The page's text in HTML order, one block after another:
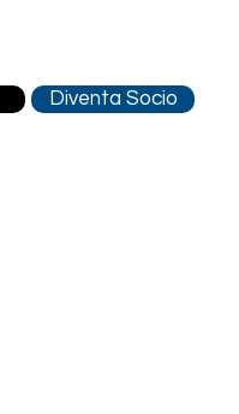
Diventa Socio